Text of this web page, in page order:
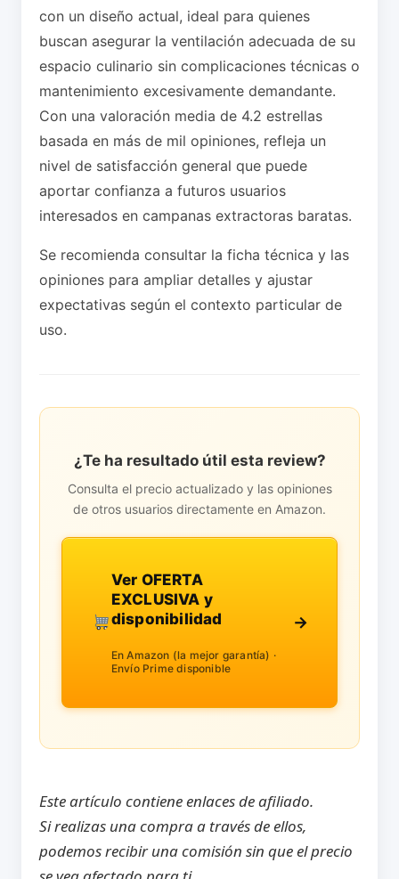
con un diseño actual, ideal para quienes
buscan asegurar la ventilación adecuada de su
espacio culinario sin complicaciones técnicas o
mantenimiento excesivamente demandante.
Con una valoración media de 4.2 estrellas
basada en más de mil opiniones, refleja un
nivel de satisfacción general que puede
aportar confianza a futuros usuarios
interesados en campanas extractoras baratas.
Se recomienda consultar la ficha técnica y las
opiniones para ampliar detalles y ajustar
expectativas según el contexto particular de
uso.
¿Te ha resultado útil esta review?
Consulta el precio actualizado y las opiniones
de otros usuarios directamente en Amazon.
Ver OFERTA
EXCLUSIVA y
disponibilidad
En Amazon (la mejor garantía) ·
Envío Prime disponible
→
Este artículo contiene enlaces de afiliado.
Si realizas una compra a través de ellos,
podemos recibir una comisión sin que el precio